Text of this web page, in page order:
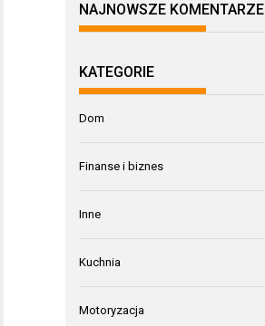
NAJNOWSZE KOMENTARZE
KATEGORIE
Dom
Finanse i biznes
Inne
Kuchnia
Motoryzacja